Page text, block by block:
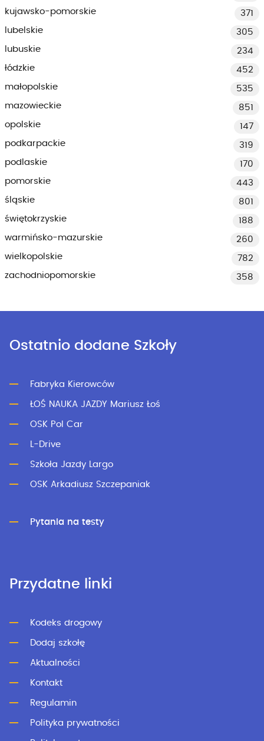
kujawsko-pomorskie
371
lubelskie
305
lubuskie
234
łódzkie
452
małopolskie
535
mazowieckie
851
opolskie
147
podkarpackie
319
podlaskie
170
pomorskie
443
śląskie
801
świętokrzyskie
188
warmińsko-mazurskie
260
wielkopolskie
782
zachodniopomorskie
358
Ostatnio dodane Szkoły
Fabryka Kierowców
ŁOŚ NAUKA JAZDY Mariusz Łoś
OSK Pol Car
L-Drive
Szkoła Jazdy Largo
OSK Arkadiusz Szczepaniak
Pytania na testy
Przydatne linki
Kodeks drogowy
Dodaj szkołę
Aktualności
Kontakt
Regulamin
Polityka prywatności